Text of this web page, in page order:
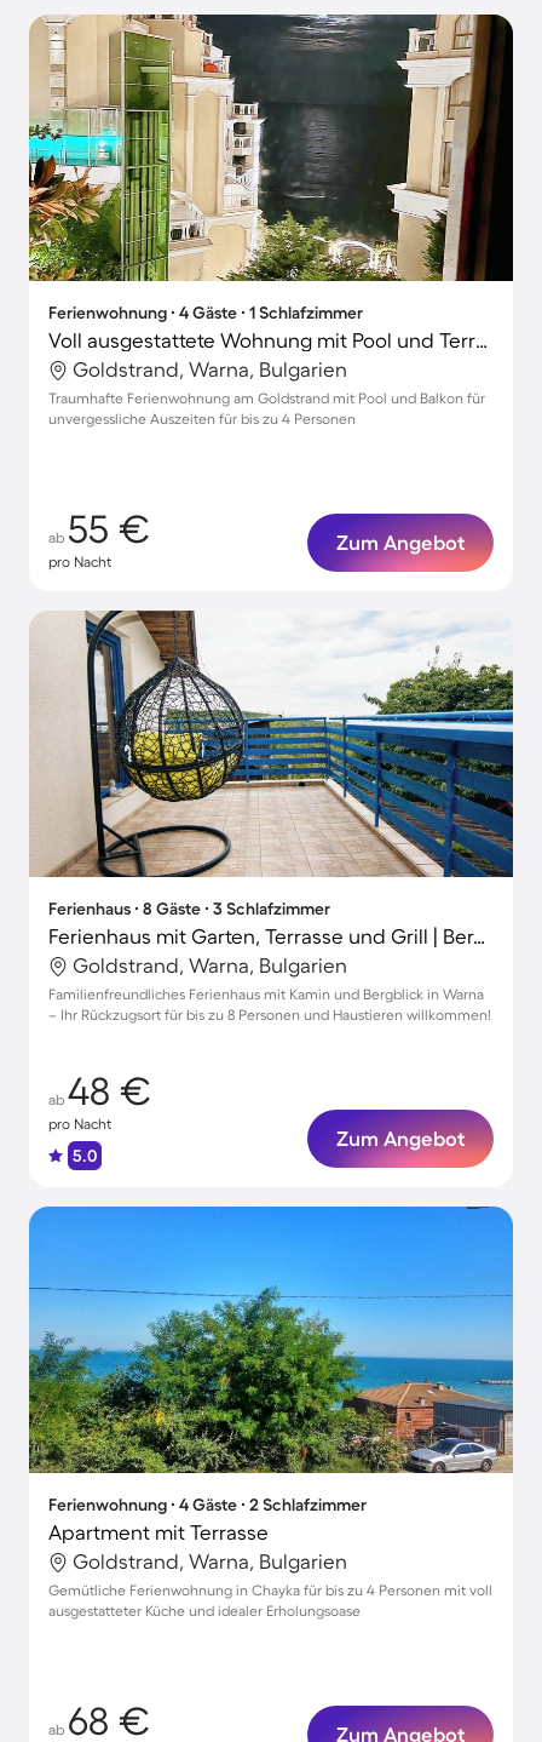
Ferienwohnung ∙ 4 Gäste ∙ 1 Schlafzimmer
Voll ausgestattete Wohnung mit Pool und Terrasse | Strand in der Nähe
Goldstrand, Warna, Bulgarien
Traumhafte Ferienwohnung am Goldstrand mit Pool und Balkon für
unvergessliche Auszeiten für bis zu 4 Personen
ab 55 €
pro Nacht
Zum Angebot
Ferienhaus ∙ 8 Gäste ∙ 3 Schlafzimmer
Ferienhaus mit Garten, Terrasse und Grill | Bergblick | Perfekt für die Arbeit von Zuhause
Goldstrand, Warna, Bulgarien
Familienfreundliches Ferienhaus mit Kamin und Bergblick in Warna
– Ihr Rückzugsort für bis zu 8 Personen und Haustieren willkommen!
ab 48 €
pro Nacht
5.0
Zum Angebot
Ferienwohnung ∙ 4 Gäste ∙ 2 Schlafzimmer
Apartment mit Terrasse
Goldstrand, Warna, Bulgarien
Gemütliche Ferienwohnung in Chayka für bis zu 4 Personen mit voll
ausgestatteter Küche und idealer Erholungsoase
ab 68 € Zum Angebot